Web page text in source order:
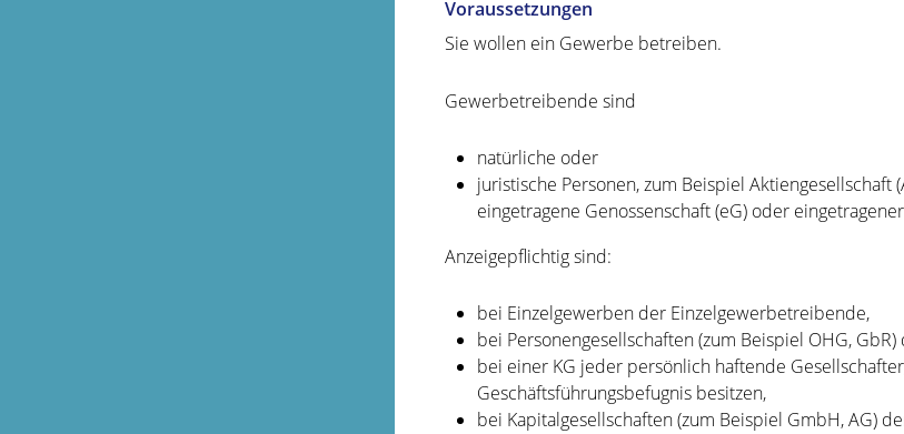
Voraussetzungen
Sie wollen ein Gewerbe betreiben.
Gewerbetreibende sind
natürliche oder
juristische Personen, zum Beispiel Aktiengesellschaft
eingetragene Genossenschaft (eG) oder
Anzeigepflichtig sind:
bei Einzelgewerben der Einzelgewerbetreibende,
bei Personengesellschaften (zum Beispiel OHG,
bei einer KG jeder persönlich haftende
Geschäftsführungsbefugnis besitzen,
bei Kapitalgesellschaften (zum Beispiel GmbH, AG)